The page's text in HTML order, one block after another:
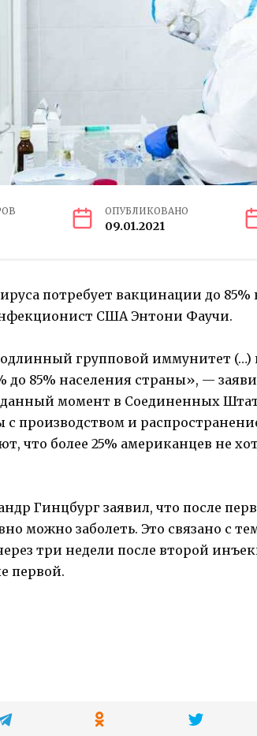
ОПУБЛИКОВАНО
09.01.2021
потребует вакцинации до 85%
США Энтони Фаучи.
групповой иммунитет (…)
до 85% населения страны», —
момент в Соединенных
производством и
что более 25% американцев не
Гинцбург заявил, что после
можно заболеть. Это связано с
три недели после второй
первой.